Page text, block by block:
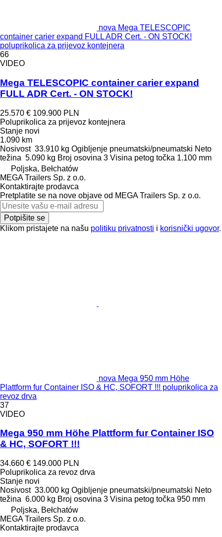
nova Mega TELESCOPIC
container carier expand FULL ADR Cert. - ON STOCK!
poluprikolica za prijevoz kontejnera
66
VIDEO
Mega TELESCOPIC container carier expand
FULL ADR Cert. - ON STOCK!
25.570 € 109.900 PLN
Poluprikolica za prijevoz kontejnera
Stanje novi
1.090 km
Nosivost 33.910 kg Ogibljenje pneumatski/pneumatski Neto
težina 5.090 kg Broj osovina 3 Visina petog točka 1.100 mm
Poljska, Bełchatów
MEGA Trailers Sp. z o.o.
Kontaktirajte prodavca
Pretplatite se na nove objave od MEGA Trailers Sp. z o.o.
Potpišite se
Klikom pristajete na našu politiku privatnosti i korisnički ugovor.
nova Mega 950 mm Höhe
Plattform fur Container ISO & HC, SOFORT !!! poluprikolica za
revoz drva
37
VIDEO
Mega 950 mm Höhe Plattform fur Container ISO
& HC, SOFORT !!!
34.660 € 149.000 PLN
Poluprikolica za revoz drva
Stanje novi
Nosivost 33.000 kg Ogibljenje pneumatski/pneumatski Neto
težina 6.000 kg Broj osovina 3 Visina petog točka 950 mm
Poljska, Bełchatów
MEGA Trailers Sp. z o.o.
Kontaktirajte prodavca